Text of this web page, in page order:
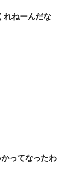
れねーんだな
ってなったわ